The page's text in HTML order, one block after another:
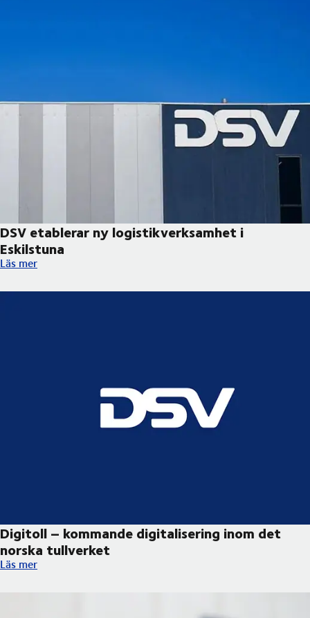
DSV etablerar ny logistikverksamhet i
Eskilstuna
DSV etablerar ny logistikverksamhet i Eskilstuna
Läs mer
Digitoll – kommande digitalisering inom det
norska tullverket ​
Digitoll – kommande digitalisering inom det norska tullverket ​
Läs mer